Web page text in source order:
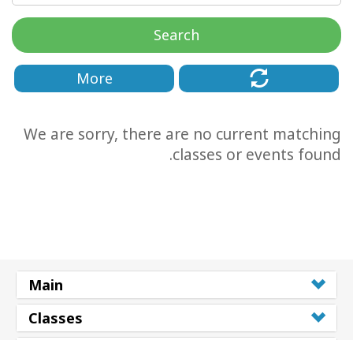
Search
More
We are sorry, there are no current matching
classes or events found.
Main
Classes